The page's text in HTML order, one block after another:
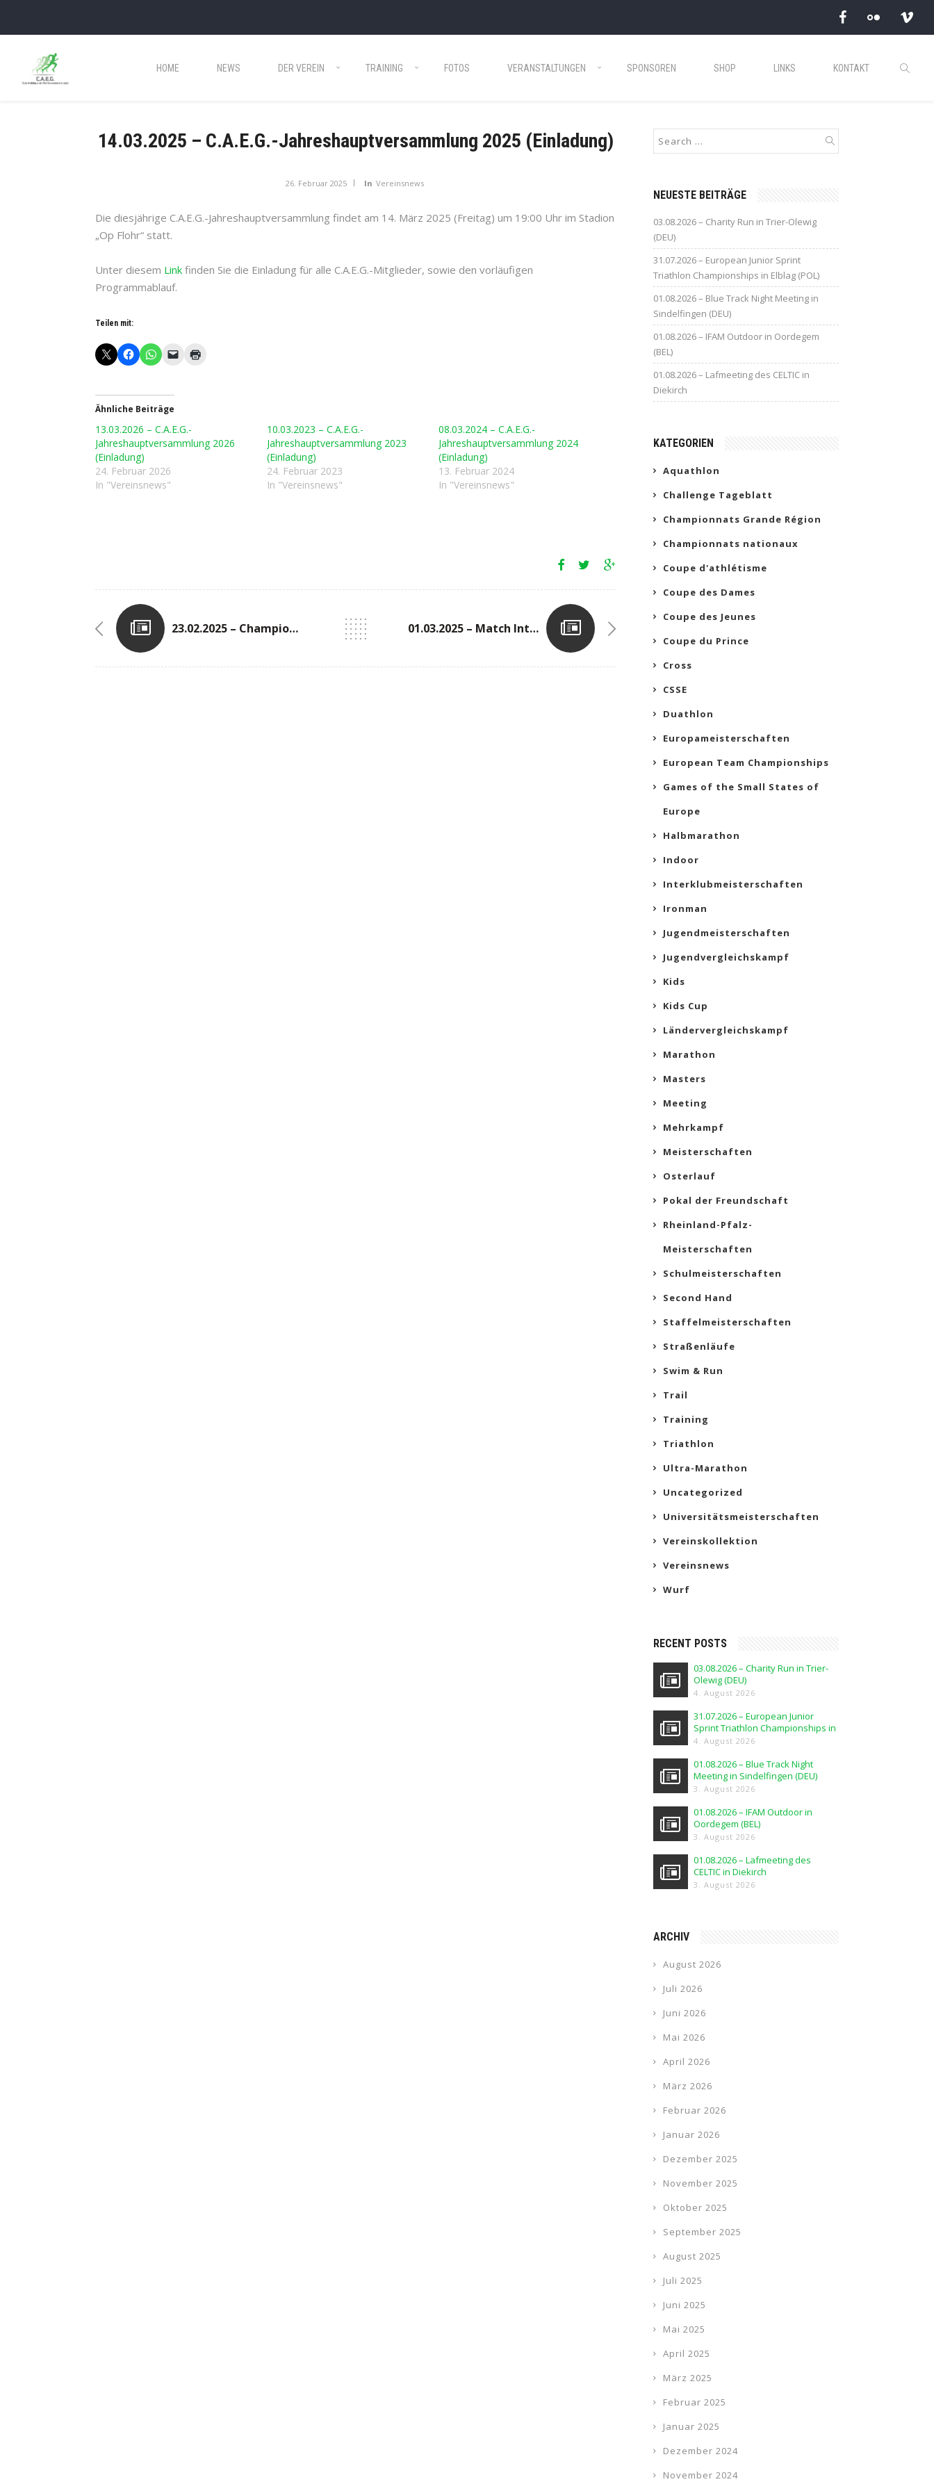
HOME NEWS DER VEREIN TRAINING FOTOS VERANSTALTUNGEN SPONSOREN SHOP LINKS KONTAKT
14.03.2025 – C.A.E.G.-Jahreshauptversammlung 2025 (Einladung)
26. Februar 2025 In Vereinsnews
Die diesjährige C.A.E.G.-Jahreshauptversammlung findet am 14. März 2025 (Freitag) um 19:00 Uhr im Stadion
„Op Flohr“ statt.
Unter diesem Link finden Sie die Einladung für alle C.A.E.G.-Mitglieder, sowie den vorläufigen
Programmablauf.
Teilen mit:
Ähnliche Beiträge
13.03.2026 – C.A.E.G.-
Jahreshauptversammlung 2026
(Einladung)
24. Februar 2026
In "Vereinsnews"
10.03.2023 – C.A.E.G.-
Jahreshauptversammlung 2023
(Einladung)
24. Februar 2023
In "Vereinsnews"
08.03.2024 – C.A.E.G.-
Jahreshauptversammlung 2024
(Einladung)
13. Februar 2024
In "Vereinsnews"
23.02.2025 – Championnats Nationaux Indoor (Coque) 01.03.2025 – Match International Des Jeunes U14 U16 (Coque)
NEUESTE BEITRÄGE
03.08.2026 – Charity Run in Trier-Olewig
(DEU)
31.07.2026 – European Junior Sprint
Triathlon Championships in Elblag (POL)
01.08.2026 – Blue Track Night Meeting in
Sindelfingen (DEU)
01.08.2026 – IFAM Outdoor in Oordegem
(BEL)
01.08.2026 – Lafmeeting des CELTIC in
Diekirch
KATEGORIEN
Aquathlon
Challenge Tageblatt
Championnats Grande Région
Championnats nationaux
Coupe d'athlétisme
Coupe des Dames
Coupe des Jeunes
Coupe du Prince
Cross
CSSE
Duathlon
Europameisterschaften
European Team Championships
Games of the Small States of
Europe
Halbmarathon
Indoor
Interklubmeisterschaften
Ironman
Jugendmeisterschaften
Jugendvergleichskampf
Kids
Kids Cup
Ländervergleichskampf
Marathon
Masters
Meeting
Mehrkampf
Meisterschaften
Osterlauf
Pokal der Freundschaft
Rheinland-Pfalz-
Meisterschaften
Schulmeisterschaften
Second Hand
Staffelmeisterschaften
Straßenläufe
Swim & Run
Trail
Training
Triathlon
Ultra-Marathon
Uncategorized
Universitätsmeisterschaften
Vereinskollektion
Vereinsnews
Wurf
RECENT POSTS
03.08.2026 – Charity Run in Trier-
Olewig (DEU)
4. August 2026
31.07.2026 – European Junior
Sprint Triathlon Championships in
Elblag (POL)
4. August 2026
01.08.2026 – Blue Track Night
Meeting in Sindelfingen (DEU)
3. August 2026
01.08.2026 – IFAM Outdoor in
Oordegem (BEL)
3. August 2026
01.08.2026 – Lafmeeting des
CELTIC in Diekirch
3. August 2026
ARCHIV
August 2026
Juli 2026
Juni 2026
Mai 2026
April 2026
März 2026
Februar 2026
Januar 2026
Dezember 2025
November 2025
Oktober 2025
September 2025
August 2025
Juli 2025
Juni 2025
Mai 2025
April 2025
März 2025
Februar 2025
Januar 2025
Dezember 2024
November 2024